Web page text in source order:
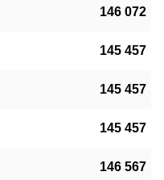
146 072
145 457
145 457
145 457
146 567